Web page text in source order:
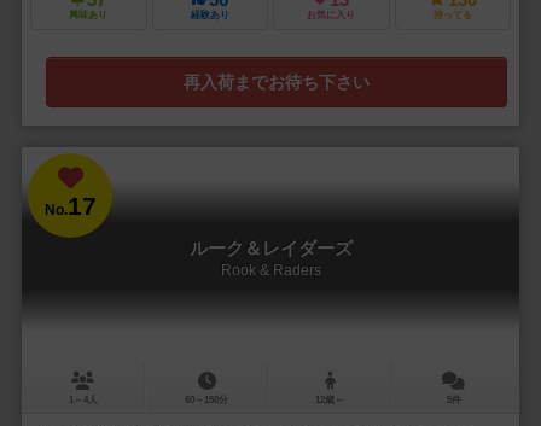
興味あり 経験あり お気に入り 持ってる
再入荷までお待ち下さい
No.17
ルーク＆レイダーズ
Rook & Raders
1～4人 60～150分 12歳～ 5件